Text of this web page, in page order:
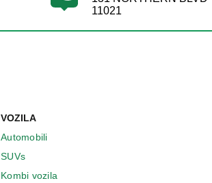
11021
VOZILA
Automobili
SUVs
Kombi vozila